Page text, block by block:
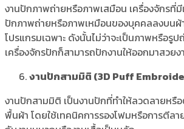
งานปักภาพถ่ายหรือภาพเสมือน เครื่องจักรที่มี
ปักภาพถ่ายหรือภาพเหมือนของบุคคลลงบนผ้
โปรแกรมเฉพาะ ดังนั้นไม่ว่าจะเป็นภาพหรือรู
เครื่องจักรปักก็สามารถปักงานให้ออกมาสวยง
งานปักสามมิติ (3D Puff
งานปักสามมิติ เป็นงานปักที่ทำให้ลวดลายหรื
พื้นผ้า โดยใช้เทคนิคการรองโฟมหรือการตีล